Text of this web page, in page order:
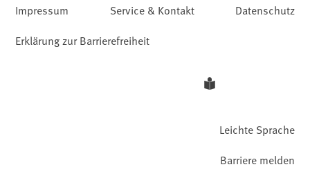
Impressum Service & Kontakt
Datenschutz
Erklärung zur Barrierefreiheit
Leichte Sprache
Barriere melden